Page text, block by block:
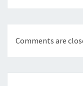
Comments are